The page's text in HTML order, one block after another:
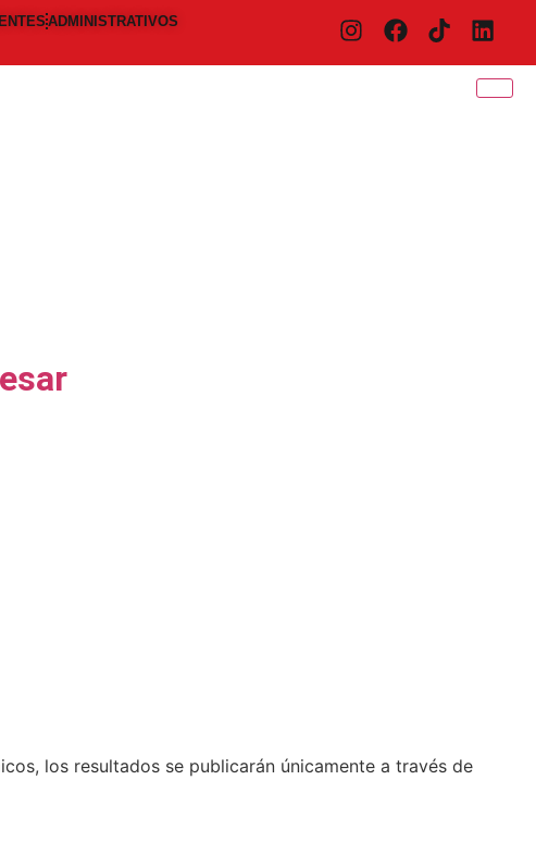
ADMINISTRATIVOS
los resultados se publicarán únicamente a través de